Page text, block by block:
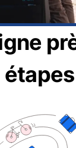
étapes